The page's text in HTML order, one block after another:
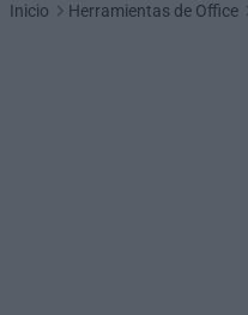
Inicio Herramientas de Office